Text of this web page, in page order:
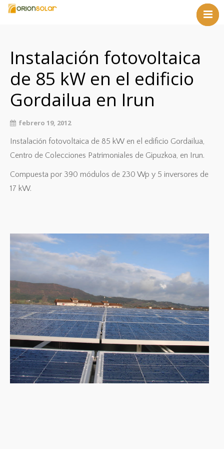
Servicios
Referencias
Noticias
Contacto
Instalación fotovoltaica
de 85 kW en el edificio
Gordailua en Irun
febrero 19, 2012
Instalación fotovoltaica de 85 kW en el edificio Gordailua,
Centro de Colecciones Patrimoniales de Gipuzkoa, en Irun.
Compuesta por 390 módulos de 230 Wp y 5 inversores de
17 kW.